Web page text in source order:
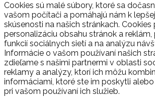
Cookies sú malé súbory, ktoré sa
vašom počítači a pomáhajú nám k
skúsenosti na našich stránkach.
personalizáciu obsahu stránok a
funkcií sociálnych sietí a na analýzu
Informácie o vašom používaní našich
zdieľame s našimi partnermi v oblasti
reklamy a analýzy, ktorí ich môžu
informáciami, ktoré ste im poskytli
pri vašom používaní ich služieb.